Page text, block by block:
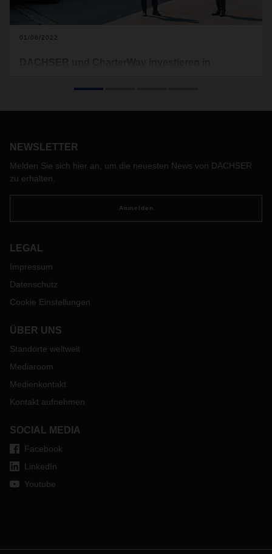
01/06/2022
Abbiegeassistenzsystem aus. Die Kosten für das Extra an
NEWSLETTER
Melden Sie sich hier an, um die neuesten News von DACHSER
zu erhalten.
Anmelden
LEGAL
Impressum
Datenschutz
Cookie Einstellungen
ÜBER UNS
Standorte weltweit
Mediaroom
Medienkontakt
Kontakt aufnehmen
SOCIAL MEDIA
Facebook
LinkedIn
Youtube